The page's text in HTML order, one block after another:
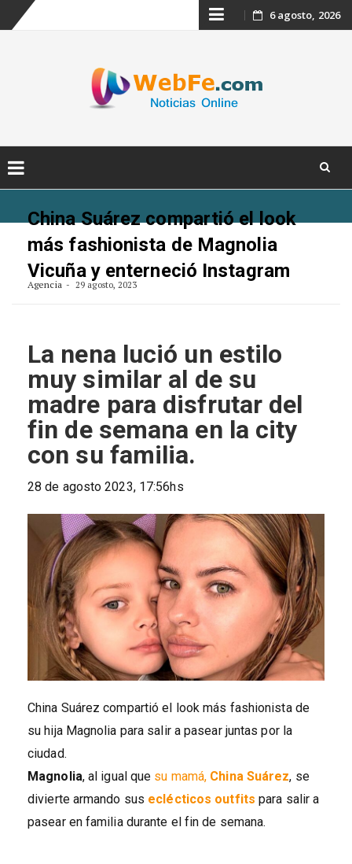
Skip
content
6 agosto, 2026
China Suárez compartió el look
más fashionista de Magnolia
Vicuña y enterneció Instagram
Agencia 29 agosto, 2023
La nena lució un estilo
muy similar al de su
madre para disfrutar del
fin de semana en la city
con su familia.
28 de agosto 2023, 17:56hs
China Suárez compartió el look más fashionista de
su hija Magnolia para salir a pasear juntas por la
ciudad.
Magnolia, al igual que su mamá, China Suárez, se
divierte armando sus eclécticos outfits para salir a
pasear en familia durante el fin de semana.